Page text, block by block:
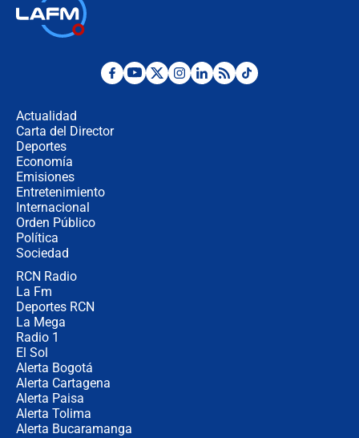
Posesión de Abelardo De La Espriella
Actualidad
Carta del Director
Deportes
Economía
Emisiones
Entretenimiento
Internacional
Orden Público
Política
Sociedad
RCN Radio
La Fm
Deportes RCN
La Mega
Radio 1
El Sol
Alerta Bogotá
Alerta Cartagena
Alerta Paisa
Alerta Tolima
Alerta Bucaramanga